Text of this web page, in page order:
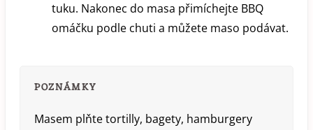
tuku. Nakonec do masa přimíchejte BBQ
omáčku podle chuti a můžete maso podávat.
POZNÁMKY
Masem plňte tortilly, bagety, hamburgery